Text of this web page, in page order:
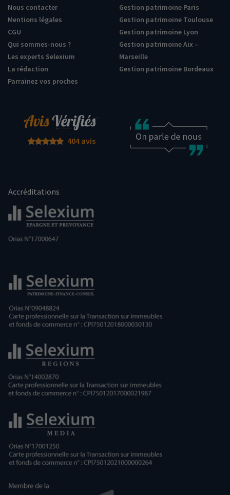
Nous contacter
Mentions légales
CGU
Qui sommes-nous ?
Les experts Selexium
La rédaction
Parrainez vos proches
Gestion patrimoine Paris
Gestion patrimoine Toulouse
Gestion patrimoine Lyon
Gestion patrimoine Aix –
Marseille
Gestion patrimoine Bordeaux
404 avis
Accréditations